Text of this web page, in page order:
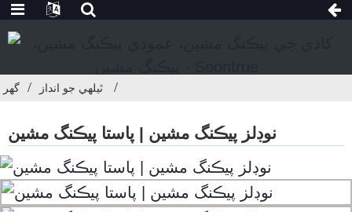
گھر ٿيلهي جو انداز
نوڊلز پيڪنگ مشين | پاستا پيڪنگ مشين